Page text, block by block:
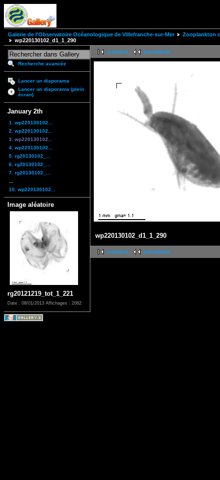
Galerie de l'Observatoire Océanologique de Villefranche-sur-Mer
Zooplankton
wp220130102_d1_1_290
Recherche avancée
Lancer un diaporama
Lancer un diaporama (plein
écran)
January 2th
1. wp220130102...
2. wp220130102...
3. wp220130102...
4. wp220130102...
5. rg20130102_...
6. rg20130102_...
7. rg20130102_...
10. wp220130102...
Image aléatoire
rg20121219_tot_1_221
Date : 08/01/2013 Affichages : 2082
première précédente
wp220130102_d1_1_290
première précédente